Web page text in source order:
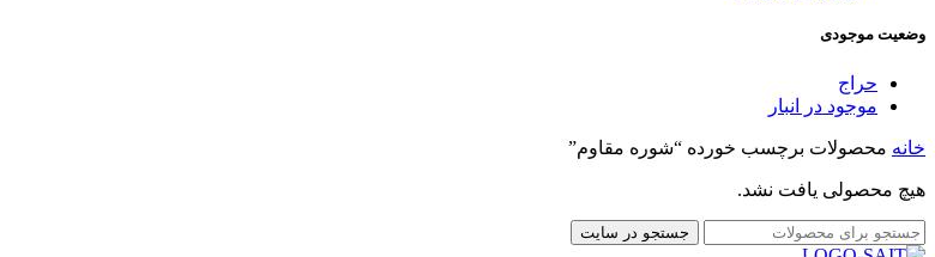
وضعیت موجودی
حراج
موجود در انبار
خانه محصولات برچسب خورده “شوره مقاوم”
هیچ محصولی یافت نشد.
جستجو در سایت